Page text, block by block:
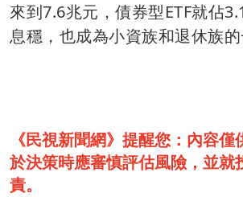
來到7.6兆元，債券型ETF就佔
息穩，也成為小資族和退休族的
《民視新聞網》提醒您：內容
於決策時應審慎評估風險，並就
責。